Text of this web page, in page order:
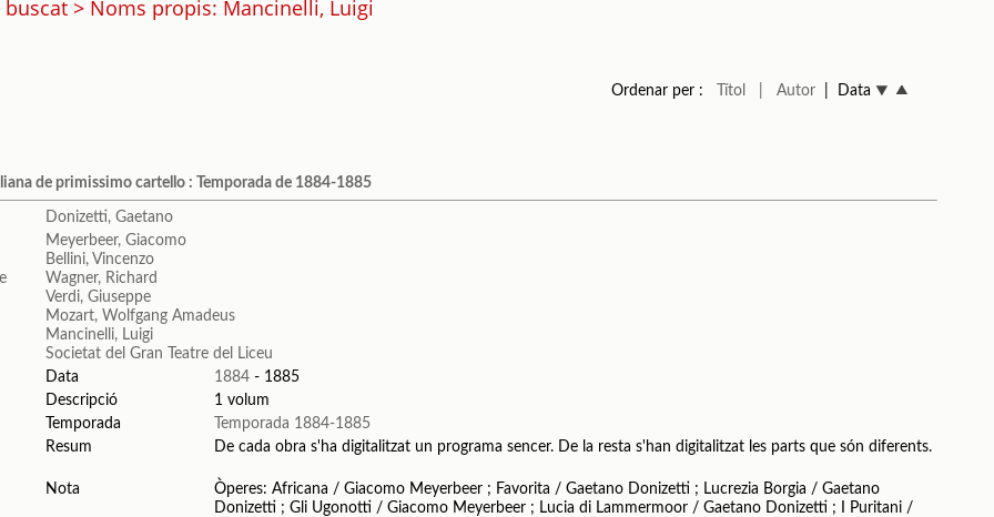
buscat > Noms propis: Mancinelli, Luigi
Ordenar per : Títol | Autor| Data
de primissimo cartello : Temporada de 1884-1885
Donizetti, Gaetano
Meyerbeer, Giacomo
Bellini, Vincenzo
Wagner, Richard
Verdi, Giuseppe
Mozart, Wolfgang Amadeus
Mancinelli, Luigi
Societat del Gran Teatre del Liceu
Data
1884 - 1885
Descripció
1 volum
Temporada
Temporada 1884-1885
Resum
De cada obra s'ha digitalitzat un programa sencer. De la resta s'han digitalitzat les parts que són diferents.
Nota
Òperes: Africana / Giacomo Meyerbeer ; Favorita / Gaetano Donizetti ; Lucrezia Borgia / Gaetano
Donizetti ; Gli Ugonotti / Giacomo Meyerbeer ; Lucia di Lammermoor / Gaetano Donizetti ; I Puritani /